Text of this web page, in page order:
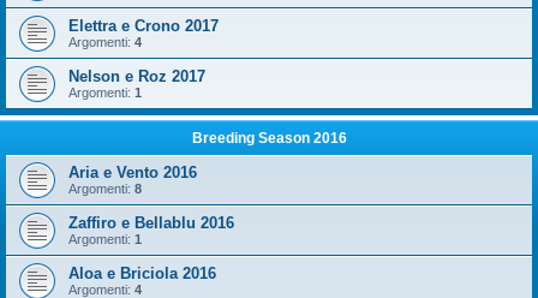
Elettra e Crono 2017
Argomenti: 4
Nelson e Roz 2017
Argomenti: 1
Breeding Season 2016
Aria e Vento 2016
Argomenti: 8
Zaffiro e Bellablu 2016
Argomenti: 1
Aloa e Briciola 2016
Argomenti: 4